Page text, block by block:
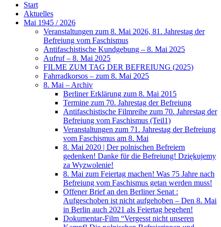
Start
Aktuelles
Mai 1945 / 2026
Veranstaltungen zum 8. Mai 2026, 81. Jahrestag der
Befreiung vom Faschismus
Antifaschistische Kundgebung – 8. Mai 2025
Aufruf – 8. Mai 2025
FILME ZUM TAG DER BEFREIUNG (2025)
Fahrradkorsos – zum 8. Mai 2025
8. Mai – Archiv
Berliner Erklärung zum 8. Mai 2015
Termine zum 70. Jahrestag der Befreiung
Antifaschistische Filmreihe zum 70. Jahrestag der
Befreiung vom Faschismus (Teil1)
Veranstaltungen zum 71. Jahrestag der Befreiung
vom Faschismus am 8. Mai
8. Mai 2020 | Der polnischen Befreiern
gedenken! Danke für die Befreiung! Dziękujemy
za Wyzwolenie!
8. Mai zum Feiertag machen! Was 75 Jahre nach
Befreiung vom Faschismus getan werden muss!
Offener Brief an den Berliner Senat :
Aufgeschoben ist nicht aufgehoben – Den 8. Mai
in Berlin auch 2021 als Feiertag begehen!
Dokumentar-Film “Vergesst nicht unseren